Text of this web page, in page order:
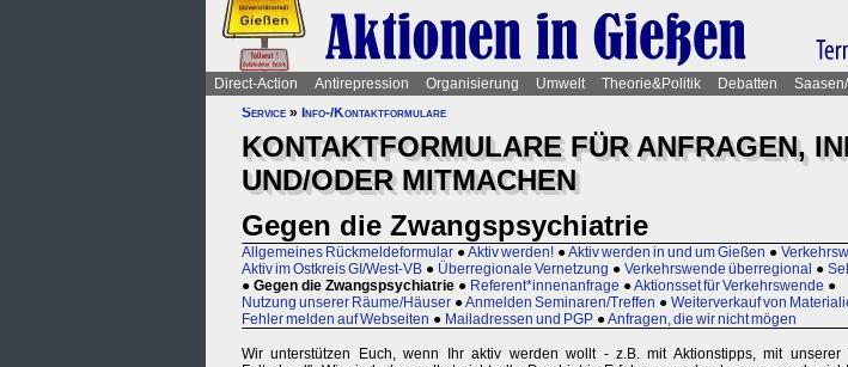
Direct-Action Antirepression Organisierung Umwelt Theorie&Politik Debatten
Service » Info-/Kontaktformulare
KONTAKTFORMULARE FÜR ANFRAGEN,
UND/ODER MITMACHEN
Gegen die Zwangspsychiatrie
Allgemeines Rückmeldeformular ●Aktiv werden! ●Aktiv werden in und um Gießen ●
Aktiv im Ostkreis GI/West-VB ● Überregionale Vernetzung ● Verkehrswende überregional ●
● Gegen die Zwangspsychiatrie ● Referent*innenanfrage ●Aktionsset für Verkehrswende ●
Nutzung unserer Räume/Häuser ●Anmelden Seminaren/Treffen ● Weiterverkauf von
Fehler melden auf Webseiten ● Mailadressen und PGP ●Anfragen, die wir nicht mögen
Wir unterstützen Euch, wenn Ihr aktiv werden wollt - z.B. mit Aktionstipps, mit unserer